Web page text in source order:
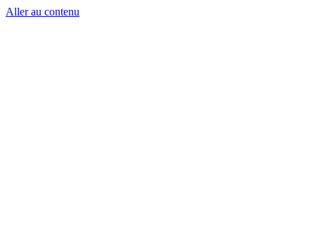
Aller au contenu